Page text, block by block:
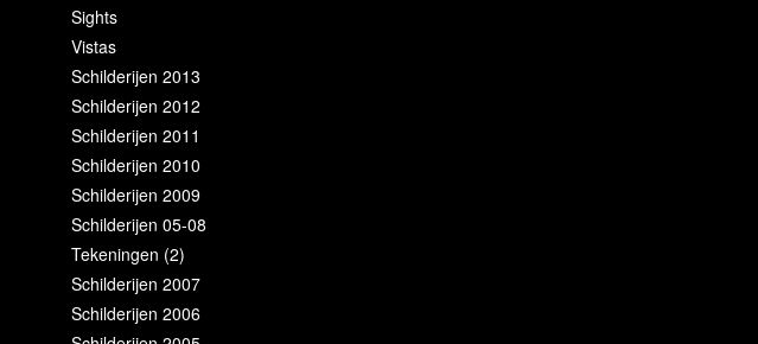
Sights
Vistas
Schilderijen 2013
Schilderijen 2012
Schilderijen 2011
Schilderijen 2010
Schilderijen 2009
Schilderijen 05-08
Tekeningen (2)
Schilderijen 2007
Schilderijen 2006